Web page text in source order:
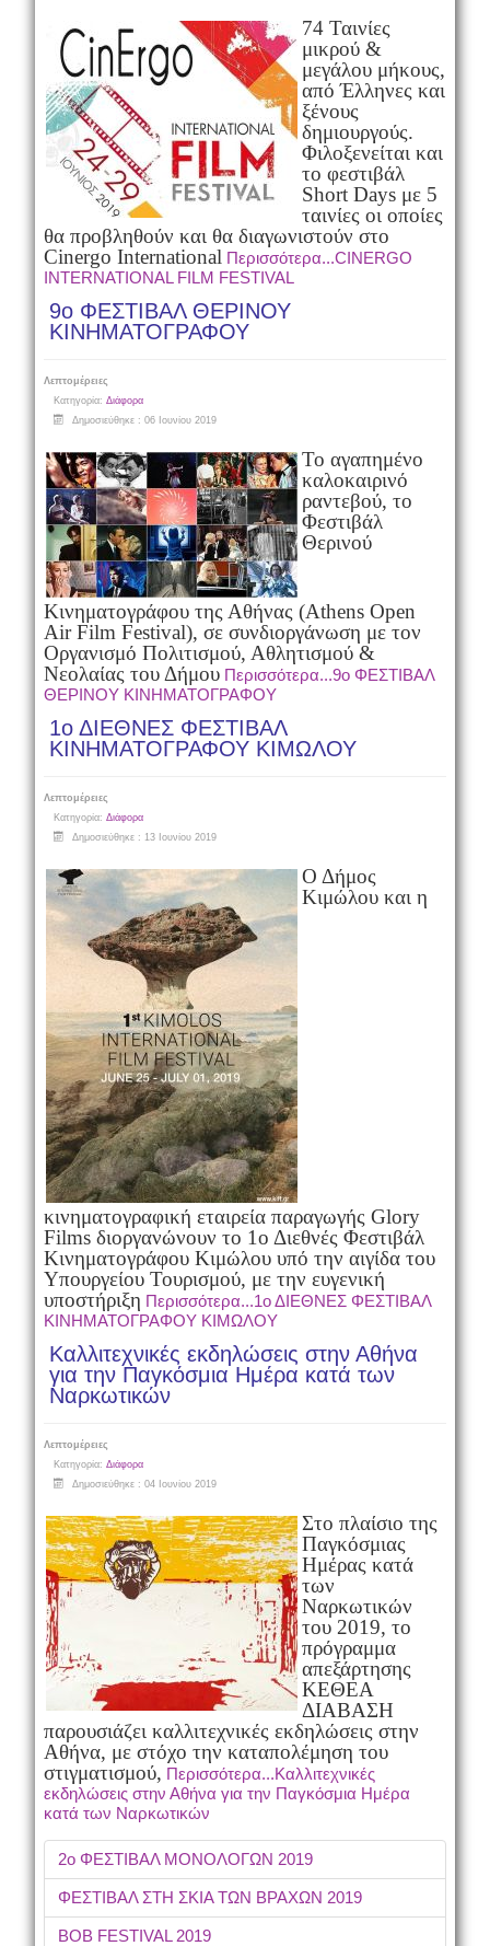
74 Ταινίες
μικρού &
μεγάλου μήκους,
από Έλληνες και
ξένους
δημιουργούς.
Φιλοξενείται και
το φεστιβάλ
Short Days με 5
ταινίες οι οποίες
θα προβληθούν και θα διαγωνιστούν στο
Cinergo International Περισσότερα...CINERGO
INTERNATIONAL FILM FESTIVAL
9ο ΦΕΣΤΙΒΑΛ ΘΕΡΙΝΟΥ
ΚΙΝΗΜΑΤΟΓΡΑΦΟΥ
Λεπτομέρειες
Κατηγορία: Διάφορα
Δημοσιεύθηκε : 06 Ιουνίου 2019
Το αγαπημένο
καλοκαιρινό
ραντεβού, το
Φεστιβάλ
Θερινού
Κινηματογράφου της Αθήνας (Athens Open
Air Film Festival), σε συνδιοργάνωση με τον
Οργανισμό Πολιτισμού, Αθλητισμού &
Νεολαίας του Δήμου Περισσότερα...9ο ΦΕΣΤΙΒΑΛ
ΘΕΡΙΝΟΥ ΚΙΝΗΜΑΤΟΓΡΑΦΟΥ
1ο ΔΙΕΘΝΕΣ ΦΕΣΤΙΒΑΛ
ΚΙΝΗΜΑΤΟΓΡΑΦΟΥ ΚΙΜΩΛΟΥ
Λεπτομέρειες
Κατηγορία: Διάφορα
Δημοσιεύθηκε : 13 Ιουνίου 2019
Ο Δήμος
Κιμώλου και η
κινηματογραφική εταιρεία παραγωγής Glory
Films διοργανώνoυν το 1ο Διεθνές Φεστιβάλ
Κινηματογράφου Κιμώλου υπό την αιγίδα του
Υπουργείου Τουρισμού, με την ευγενική
υποστήριξη Περισσότερα...1ο ΔΙΕΘΝΕΣ ΦΕΣΤΙΒΑΛ
ΚΙΝΗΜΑΤΟΓΡΑΦΟΥ ΚΙΜΩΛΟΥ
Καλλιτεχνικές εκδηλώσεις στην Αθήνα
για την Παγκόσμια Ημέρα κατά των
Ναρκωτικών
Λεπτομέρειες
Κατηγορία: Διάφορα
Δημοσιεύθηκε : 04 Ιουνίου 2019
Στο πλαίσιο της
Παγκόσμιας
Ημέρας κατά
των
Ναρκωτικών
του 2019, το
πρόγραμμα
απεξάρτησης
ΚΕΘΕΑ
ΔΙΑΒΑΣΗ
παρουσιάζει καλλιτεχνικές εκδηλώσεις στην
Αθήνα, με στόχο την καταπολέμηση του
στιγματισμού, Περισσότερα...Καλλιτεχνικές
εκδηλώσεις στην Αθήνα για την Παγκόσμια Ημέρα
κατά των Ναρκωτικών
2ο ΦΕΣΤΙΒΑΛ ΜΟΝΟΛΟΓΩΝ 2019
ΦΕΣΤΙΒΑΛ ΣΤΗ ΣΚΙΑ ΤΩΝ ΒΡΑΧΩΝ 2019
BOB FESTIVAL 2019